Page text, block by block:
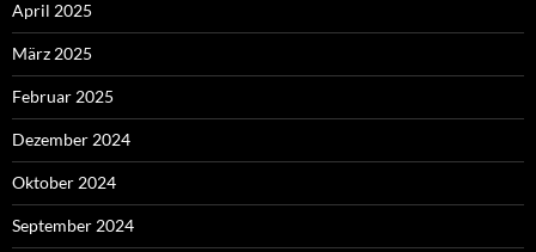
April 2025
März 2025
Februar 2025
Dezember 2024
Oktober 2024
September 2024